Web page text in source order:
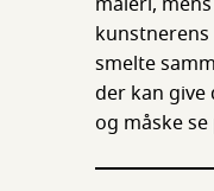
smelte
der kan give
og måske